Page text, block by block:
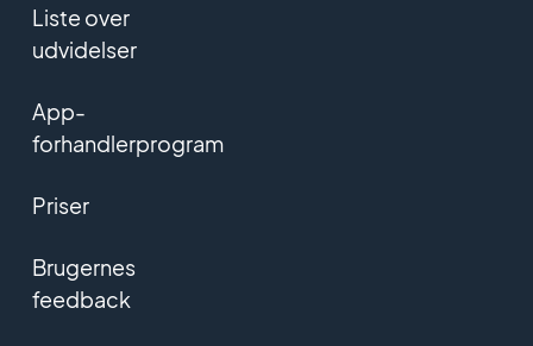
Liste over
udvidelser
App-
forhandlerprogram
Priser
Brugernes
feedback